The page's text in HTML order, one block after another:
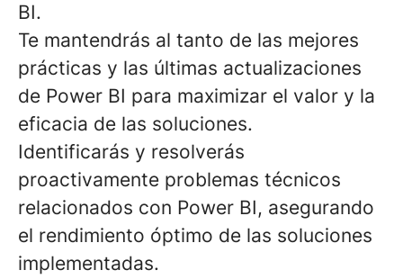
BI.
Te mantendrás al tanto de las mejores
prácticas y las últimas actualizaciones
de Power BI para maximizar el valor y la
eficacia de las soluciones.
Identificarás y resolverás
proactivamente problemas técnicos
relacionados con Power BI, asegurando
el rendimiento óptimo de las soluciones
implementadas.